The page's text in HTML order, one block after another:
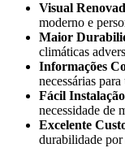
Visual
moderno e
Maior
climáticas
Informações
necessárias
Fácil
necessidade de
Excelente
durabilidade por